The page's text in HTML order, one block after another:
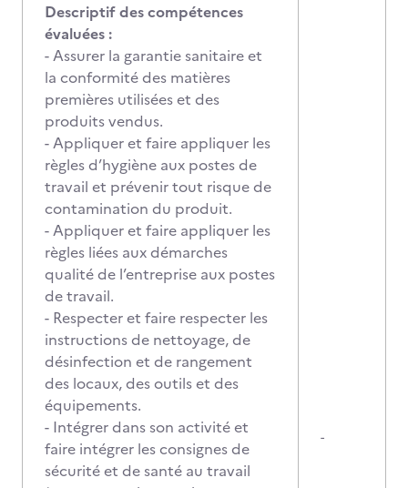
Descriptif des compétences
évaluées :
- Assurer la garantie sanitaire et
la conformité des matières
premières utilisées et des
produits vendus.
- Appliquer et faire appliquer les
règles d’hygiène aux postes de
travail et prévenir tout risque de
contamination du produit.
- Appliquer et faire appliquer les
règles liées aux démarches
qualité de l’entreprise aux postes
de travail.
- Respecter et faire respecter les
instructions de nettoyage, de
désinfection et de rangement
des locaux, des outils et des
équipements.
- Intégrer dans son activité et
faire intégrer les consignes de
sécurité et de santé au travail
-